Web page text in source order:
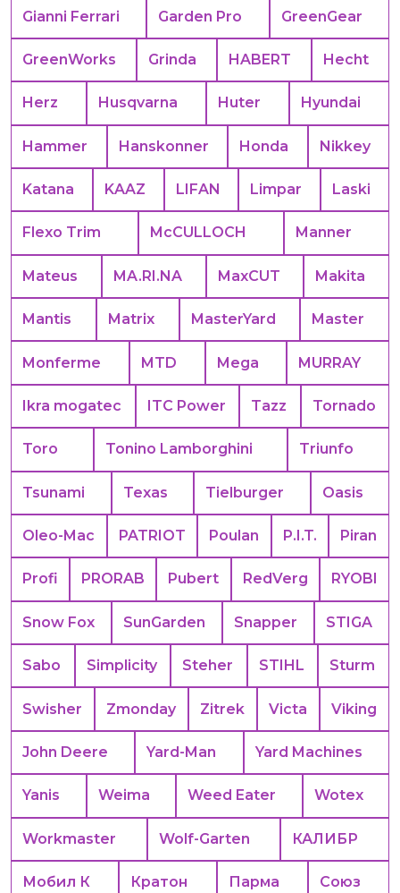
Gianni Ferrari Garden Pro GreenGear
GreenWorks Grinda HABERT Hecht
Herz Husqvarna Huter Hyundai
Hammer Hanskonner Honda Nikkey
Katana KAAZ LIFAN Limpar Laski
Flexo Trim McCULLOCH Manner
Mateus MA.RI.NA MaxCUT Makita
Mantis Matrix MasterYard Master
Monferme MTD Mega MURRAY
Ikra mogatec ITC Power Tazz Tornado
Toro Tonino Lamborghini Triunfo
Tsunami Texas Tielburger Oasis
Oleo-Mac PATRIOT Poulan P.I.T. Piran
Profi PRORAB Pubert RedVerg RYOBI
Snow Fox SunGarden Snapper STIGA
Sabo Simplicity Steher STIHL Sturm
Swisher Zmonday Zitrek Victa Viking
John Deere Yard-Man Yard Machines
Yanis Weima Weed Eater Wotex
Workmaster Wolf-Garten КАЛИБР
Мобил К Кратон Парма Союз